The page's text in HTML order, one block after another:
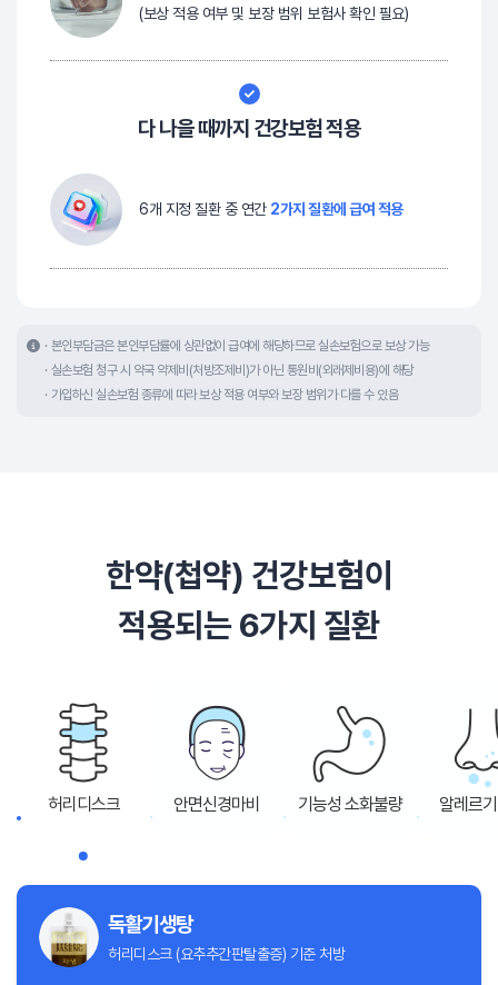
(보상 적용 여부 및 보장 범위 보험사 확인 필요)
다 나을 때까지 건강보험 적용
6개 지정 질환 중 연간 2가지 질환에 급여 적용
본인부담금은 본인부담률에 상관없이 급여에 해당하므로 실손보험으로 보상 가능
실손보험 청구 시 약국 약제비(처방조제비)가 아닌 통원비(외래제비용)에 해당
가입하신 실손보험 종류에 따라 보상 적용 여부와 보장 범위가 다를 수 있음
한약(첩약) 건강보험이
적용되는 6가지 질환
허리디스크 안면신경마비 기능성 소화불량 알레르
독활기생탕
허리디스크 (요추추간판탈출증) 기준 처방